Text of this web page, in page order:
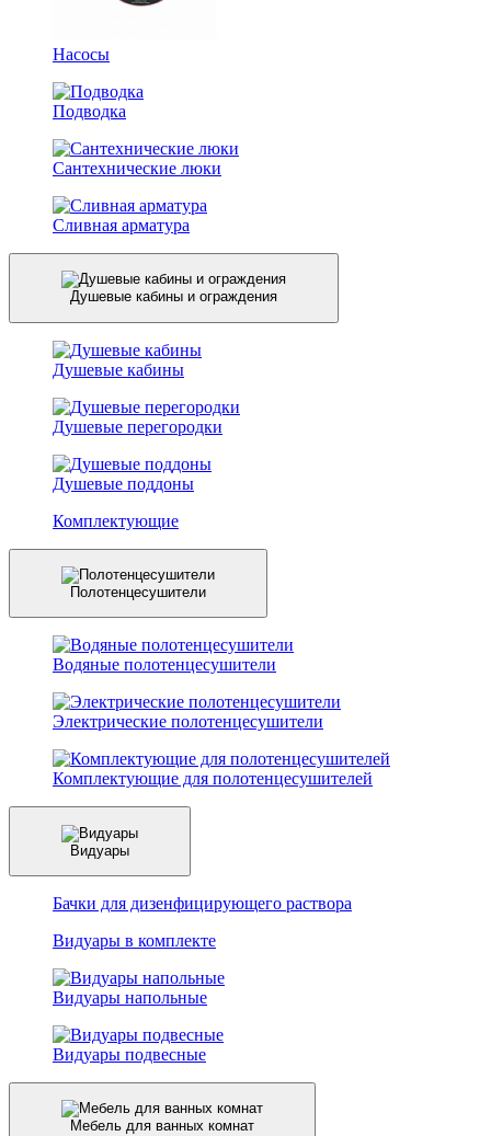
Насосы
Подводка
Сантехнические люки
Сливная арматура
Душевые кабины и ограждения
Душевые кабины
Душевые перегородки
Душевые поддоны
Комплектующие
Полотенцесушители
Водяные полотенцесушители
Электрические полотенцесушители
Комплектующие для полотенцесушителей
Видуары
Бачки для дизенфицирующего раствора
Видуары в комплекте
Видуары напольные
Видуары подвесные
Мебель для ванных комнат